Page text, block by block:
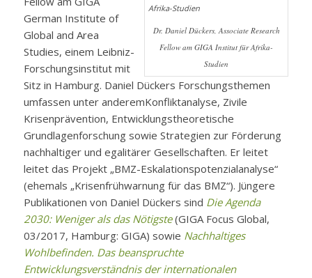
Dr. Daniel Dückers, Associate Research
Fellow am GIGA Institut für Afrika-
Studien
German Institute of
Global and Area
Studies, einem Leibniz-
Forschungsinstitut mit
Sitz in Hamburg. Daniel Dückers Forschungsthemen
umfassen unter anderemKonfliktanalyse, Zivile
Krisenprävention, Entwicklungstheoretische
Grundlagenforschung sowie Strategien zur Förderung
nachhaltiger und egalitärer Gesellschaften. Er leitet
leitet das Projekt „BMZ-Eskalationspotenzialanalyse“
(ehemals „Krisenfrühwarnung für das BMZ“). Jüngere
Publikationen von Daniel Dückers sind Die Agenda
2030: Weniger als das Nötigste(GIGA Focus Global,
03/2017, Hamburg: GIGA) sowie Nachhaltiges
Wohlbefinden. Das beanspruchte
Entwicklungsverständnis der internationalen